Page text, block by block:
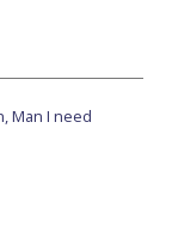
Man I need